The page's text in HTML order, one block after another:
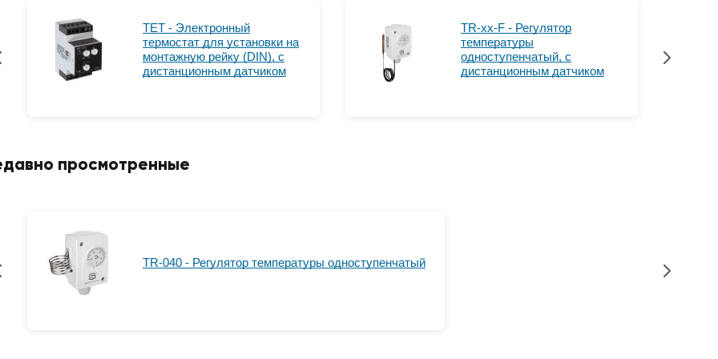
TET - Электронный
термостат для установки на
монтажную рейку (DIN), с
дистанционным датчиком
TR-xx-F - Регулятор
температуры
одноступенчатый, с
дистанционным датчиком
просмотренные
TR-040 - Регулятор температуры одноступенчатый